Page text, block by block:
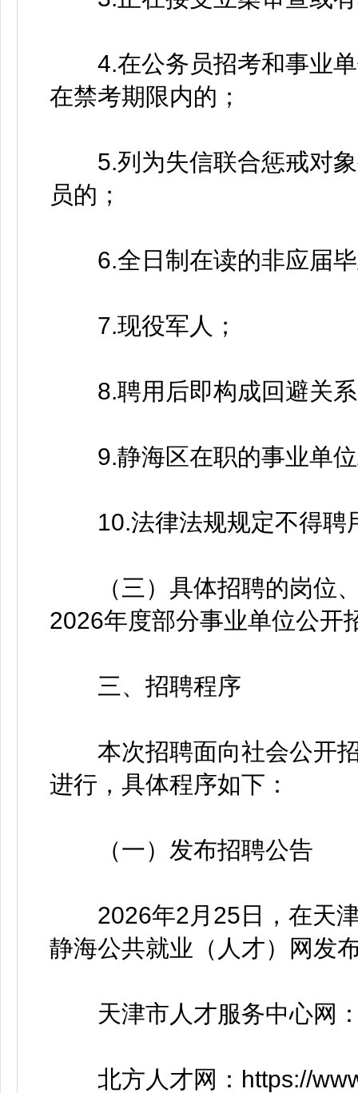
4.在公务员招考和事业单
在禁考期限内的；
5.列为失信联合惩戒对象
员的；
6.全日制在读的非应届毕
7.现役军人；
8.聘用后即构成回避关系
9.静海区在职的事业单位
10.法律法规规定不得聘
（三）具体招聘的岗位、
2026年度部分事业单位公开
三、招聘程序
本次招聘面向社会公开招
进行，具体程序如下：
（一）发布招聘公告
2026年2月25日，在天津
静海公共就业（人才）网发
天津市人才服务中心网：
北方人才网：https://